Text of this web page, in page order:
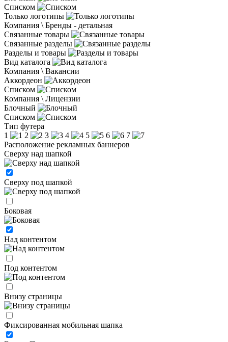
Списком
Только логотипы
Компания \ Бренды - детальная
Связанные товары
Связанные разделы
Разделы и товары
Вид каталога
Компания \ Вакансии
Аккордеон
Списком
Компания \ Лицензии
Блочный
Списком
Тип футера
1
2 3 4 5 6
7
Расположение рекламных баннеров
Сверху над шапкой
Сверху под шапкой
Боковая
Над контентом
Под контентом
Внизу страницы
Фиксированная мобильная шапка